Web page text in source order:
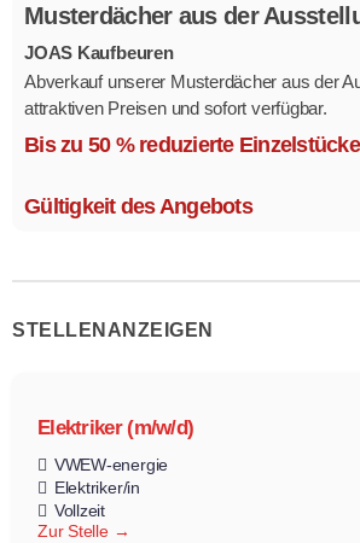
Musterdächer aus der
JOAS Kaufbeuren
Abverkauf unserer Musterdächer aus der
attraktiven Preisen und sofort verfügbar.
Mehrere Modelle in verschiedenen
Bis zu 50 % reduzierte Einzelstücke
Gültigkeit des Angebots
STELLENANZEIGEN
Elektriker (m/w/d)
VWEW-energie
Elektriker/in
Vollzeit
Zur Stelle